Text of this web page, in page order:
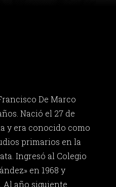
De Marco
Nació el 27 de
y era conocido como
primarios en la
Ingresó al Colegio
en 1968 y
Al año siguiente